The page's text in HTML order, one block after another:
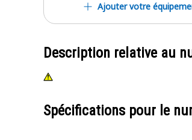
Ajouter votre
Description relative au
Spécifications pour le